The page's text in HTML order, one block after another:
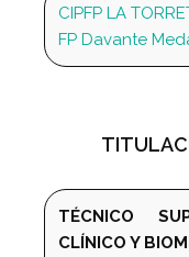
CIPFP LA
FP Davante
TÉCNICO
CLÍNICO Y